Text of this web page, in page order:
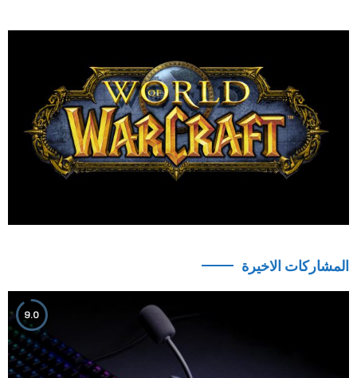
المشاركات الاخيرة
9.0